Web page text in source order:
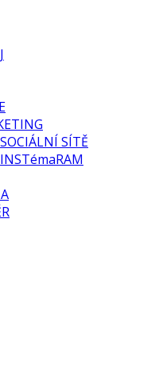
SOCIÁLNÍ SÍTĚ
INSTémaRAM